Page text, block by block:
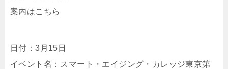
案内はこちら
日付：3月15日
イベント名：スマート・エイジング・カレッジ東京第